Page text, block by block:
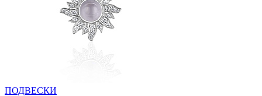
ПОДВЕСКИ